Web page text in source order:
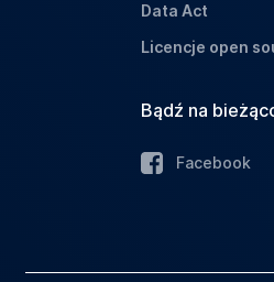
Data Act
Licencje open
Bądź na
Facebook